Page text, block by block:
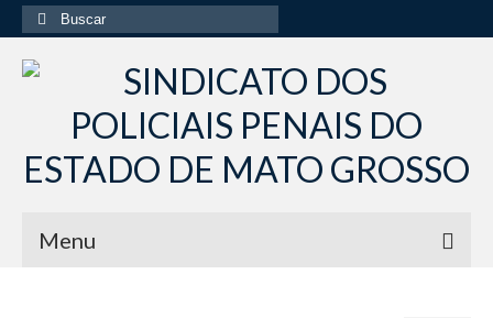
Buscar
por:
Menu